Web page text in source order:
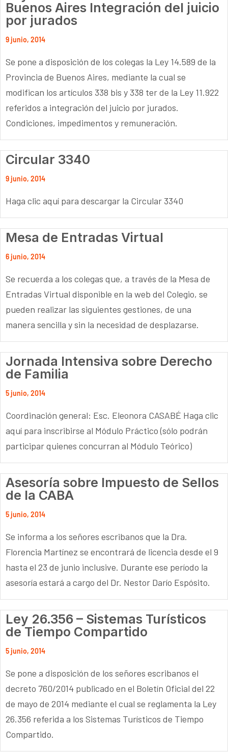
Buenos Aires Integración del juicio
por jurados
9 junio, 2014
Se pone a disposición de los colegas la Ley 14.589 de la
Provincia de Buenos Aires, mediante la cual se
modifican los artículos 338 bis y 338 ter de la Ley 11.922
referidos a integración del juicio por jurados.
Condiciones, impedimentos y remuneración.
Circular 3340
9 junio, 2014
Haga clic aquí para descargar la Circular 3340
Mesa de Entradas Virtual
6 junio, 2014
Se recuerda a los colegas que, a través de la Mesa de
Entradas Virtual disponible en la web del Colegio, se
pueden realizar las siguientes gestiones, de una
manera sencilla y sin la necesidad de desplazarse.
Jornada Intensiva sobre Derecho
de Familia
5 junio, 2014
Coordinación general: Esc. Eleonora CASABÉ Haga clic
aquí para inscribirse al Módulo Práctico (sólo podrán
participar quienes concurran al Módulo Teórico)
Asesoría sobre Impuesto de Sellos
de la CABA
5 junio, 2014
Se informa a los señores escribanos que la Dra.
Florencia Martínez se encontrará de licencia desde el 9
hasta el 23 de junio inclusive. Durante ese período la
asesoría estará a cargo del Dr. Nestor Darío Espósito.
Ley 26.356 – Sistemas Turísticos
de Tiempo Compartido
5 junio, 2014
Se pone a disposición de los señores escribanos el
decreto 760/2014 publicado en el Boletín Oficial del 22
de mayo de 2014 mediante el cual se reglamenta la Ley
26.356 referida a los Sistemas Turísticos de Tiempo
Compartido.